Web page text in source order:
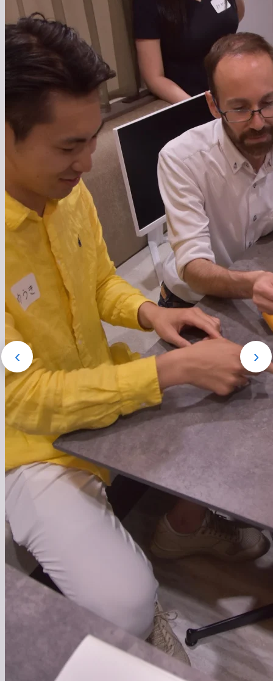
● 会社を知る
About us
世界の才能と日本の可能性を結び、新たな未来を創る。
私たちは、世界の才能と日本の強みを融合させ、新たな価値
を創造するチーム。日本が抱える課題を乗り越え、未来を切
り拓くために、挑戦を続ける。
テクノロジー、文化、多様な価値観が交わる場として、日本
を進化させる。私たちは、日本が「世界の未来創造の拠点」
になることを目指し、行動し続ける。
求める人物像を詳しく見る
02
営業支援
営業支援
HR領域特化の営業代行。営業設計か
らアポ獲得・商談・成果創出まで一貫
対応。
詳細を見る →
中
事
‹ ›
Business
私たちの原動力は「向上心」と「情熱」です。
世界のトップ人材と、日本企業の挑戦をつなぐ。グローバル
な視点と技術力で、日本のDX・イノベーションを加速させ
世界に影響を与える新たなビジネスモデルを創る。
事業内容を詳しく見る